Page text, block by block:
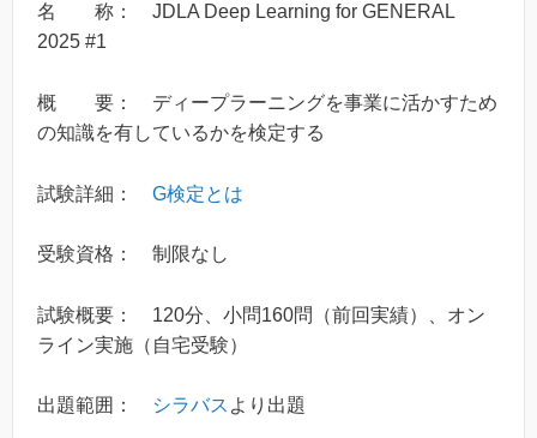
名 称： JDLA Deep Learning for GENERAL
2025 #1
概 要： ディープラーニングを事業に活かすため
の知識を有しているかを検定する
試験詳細： G検定とは
受験資格： 制限なし
試験概要： 120分、小問160問（前回実績）、オン
ライン実施（自宅受験）
出題範囲： シラバス より出題